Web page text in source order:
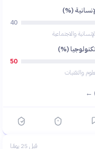
(%)
40
والاجتماعية
(%)
50
والتقنيات
قبل 25 يومًا